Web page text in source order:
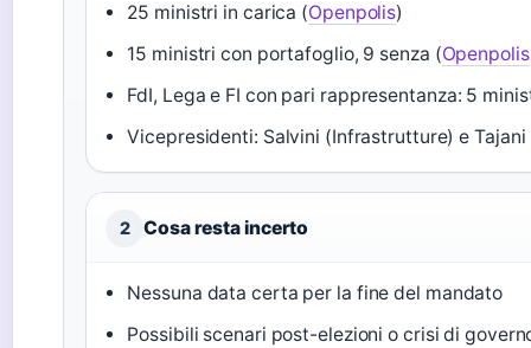
25 ministri in carica (Openpolis)
15 ministri con portafoglio, 9 senza (Openpolis
FdI, Lega e FI con pari rappresentanza: 5
Vicepresidenti: Salvini (Infrastrutture) e Tajani
2 Cosa resta incerto
Nessuna data certa per la fine del mandato
Possibili scenari post-elezioni o crisi di